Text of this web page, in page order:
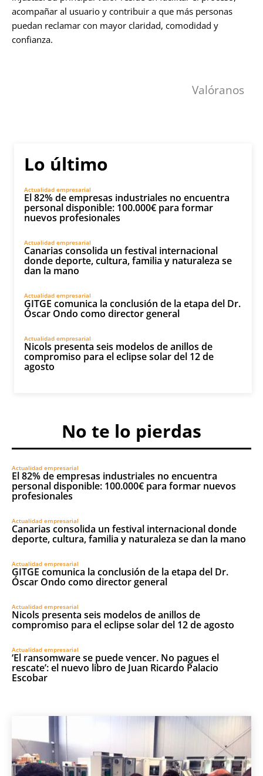
acompañar al usuario y contribuir a que más personas
puedan reclamar con mayor claridad, comodidad y
confianza.
Valóranos
Lo último
Actualidad empresarial
El 82% de empresas industriales no encuentra
personal disponible: 100.000€ para formar
nuevos profesionales
Actualidad empresarial
Canarias consolida un festival internacional
donde deporte, cultura, familia y naturaleza se
dan la mano
Actualidad empresarial
GITGE comunica la conclusión de la etapa del Dr.
Óscar Ondo como director general
Actualidad empresarial
Nicols presenta seis modelos de anillos de
compromiso para el eclipse solar del 12 de
agosto
No te lo pierdas
Actualidad empresarial
El 82% de empresas industriales no encuentra
personal disponible: 100.000€ para formar nuevos
profesionales
Actualidad empresarial
Canarias consolida un festival internacional donde
deporte, cultura, familia y naturaleza se dan la mano
Actualidad empresarial
GITGE comunica la conclusión de la etapa del Dr.
Óscar Ondo como director general
Actualidad empresarial
Nicols presenta seis modelos de anillos de
compromiso para el eclipse solar del 12 de agosto
Actualidad empresarial
‘El ransomware se puede vencer. No pagues el
rescate’: el nuevo libro de Juan Ricardo Palacio
Escobar